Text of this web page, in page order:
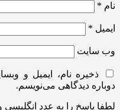
نام *
ایمیل *
وب‌ سایت
ذخیره نام، ایمیل و
دوباره دیدگاهی می‌نویسم.
لطفا پاسخ را به عدد انگلیسی